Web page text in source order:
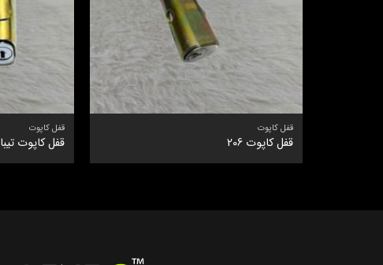
قفل کاپوت
قفل کاپوت 206
قفل کاپوت
قفل کاپوت تیبا